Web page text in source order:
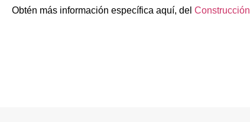
Obtén más información específica aquí, del Construcción